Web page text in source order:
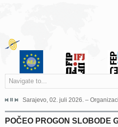
Navigate to...
Grada Sarajeva povodom Dana
Sarajevo, 02. juli 2026. –
POČEO PROGON SLOBODE